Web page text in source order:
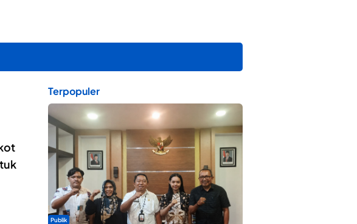
Terpopuler
Publik